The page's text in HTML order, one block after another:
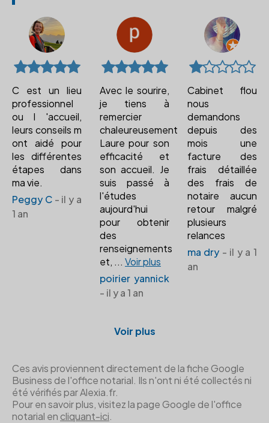
C est un lieu
professionnel
ou l 'accueil,
leurs conseils m
ont aidé pour
les différentes
étapes dans
ma vie.
Peggy C- il y a
1 an
Avec le sourire,
je tiens à
remercier
chaleureusement
Laure pour son
efficacité et
son accueil. Je
suis passé à
l'études
aujourd'hui
pour obtenir
des
renseignements
et, ... Voir plus
poirier yannick
- il y a 1 an
Cabinet flou
nous
demandons
depuis des
mois une
facture des
frais détaillée
des frais de
notaire aucun
retour malgré
plusieurs
relances
ma dry - il y a 1
an
Voir plus
Ces avis proviennent directement de la fiche Google
Business de l'office notarial. Ils n'ont ni été collectés ni
été vérifiés par Alexia.fr.
Pour en savoir plus, visitez la page Google de l'office
notarial en cliquant-ici.